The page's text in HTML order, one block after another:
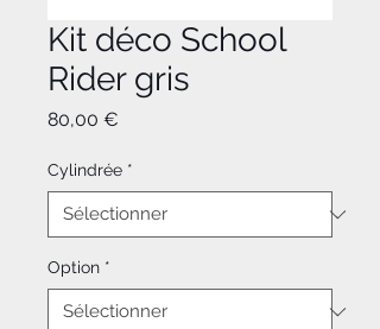
Kit déco School
Rider gris
80,00 €
Cylindrée *
Option *